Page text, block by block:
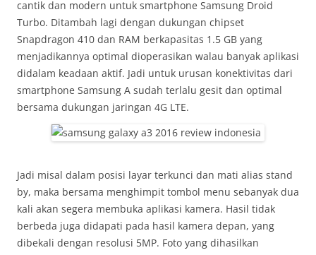
cantik dan modern untuk smartphone Samsung Droid
Turbo. Ditambah lagi dengan dukungan chipset
Snapdragon 410 dan RAM berkapasitas 1.5 GB yang
menjadikannya optimal dioperasikan walau banyak aplikasi
didalam keadaan aktif. Jadi untuk urusan konektivitas dari
smartphone Samsung A sudah terlalu gesit dan optimal
bersama dukungan jaringan 4G LTE.
Jadi misal dalam posisi layar terkunci dan mati alias stand
by, maka bersama menghimpit tombol menu sebanyak dua
kali akan segera membuka aplikasi kamera. Hasil tidak
berbeda juga didapati pada hasil kamera depan, yang
dibekali dengan resolusi 5MP. Foto yang dihasilkan